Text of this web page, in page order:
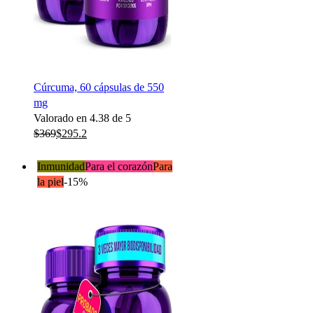
Cúrcuma, 60 cápsulas de 550
mg
Valorado en 4.38 de 5
$369$295.2
InmunidadPara el corazónPara
la piel-15%